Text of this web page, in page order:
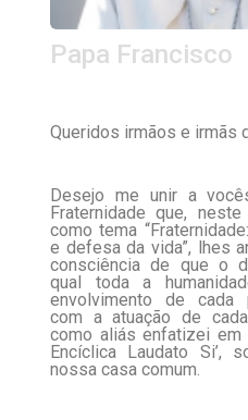
Papa Francisco
Queridos irmãos e irmãs
Desejo me unir a
Fraternidade que,
como tema
e defesa da vida”, lhes
consciência de que o
qual toda a
envolvimento de cada
com a atuação de
como aliás enfatizei em
Encíclica Laudato Si’,
nossa casa comum.